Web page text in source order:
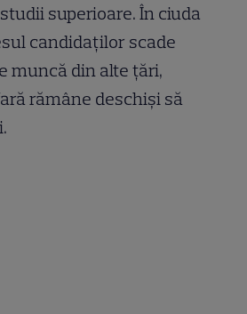
superioare. În ciuda
candidaților scade
muncă din alte țări,
rămâne deschiși să